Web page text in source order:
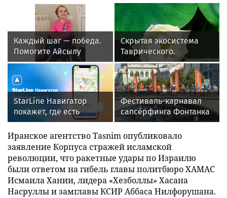
Каждый шаг — победа.
Помогите Айсылу
продолжать
реабилитацию
Скрытая экосистема
Таврического.
StarLine Навигатор
покажет, где есть
топливо и сколько
придется ждать на АЗС
Фестиваль-карнавал
сапсёрфинга Фонтанка
SUP-2026. Крюков
канал. Санкт-Петербург
Иранское агентство Tasnim опубликовало
заявление Корпуса стражей исламской
революции, что ракетные удары по Израилю
были ответом на гибель главы политбюро ХАМАС
Исмаила Хании, лидера «Хезболлы» Хасана
Насруллы и замглавы КСИР Аббаса Нилфорушана.